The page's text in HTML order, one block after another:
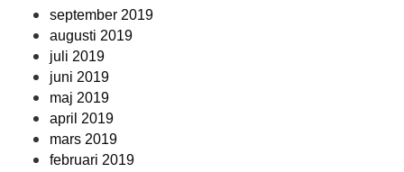
september 2019
augusti 2019
juli 2019
juni 2019
maj 2019
april 2019
mars 2019
februari 2019